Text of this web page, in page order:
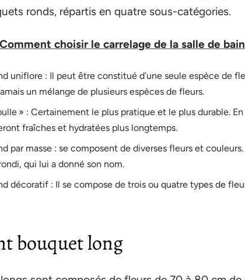
ronds, répartis en quatre sous-catégories.
Comment choisir le carrelage de la salle de
uniflore : Il peut être constitué d’une seule espèce de
un mélange de plusieurs espèces de fleurs.
» : Certainement le plus pratique et le plus durable.
fraîches et hydratées plus longtemps.
par masse : se composent de diverses fleurs et
qui lui a donné son nom.
décoratif : Il se compose de trois ou quatre types de
bouquet long